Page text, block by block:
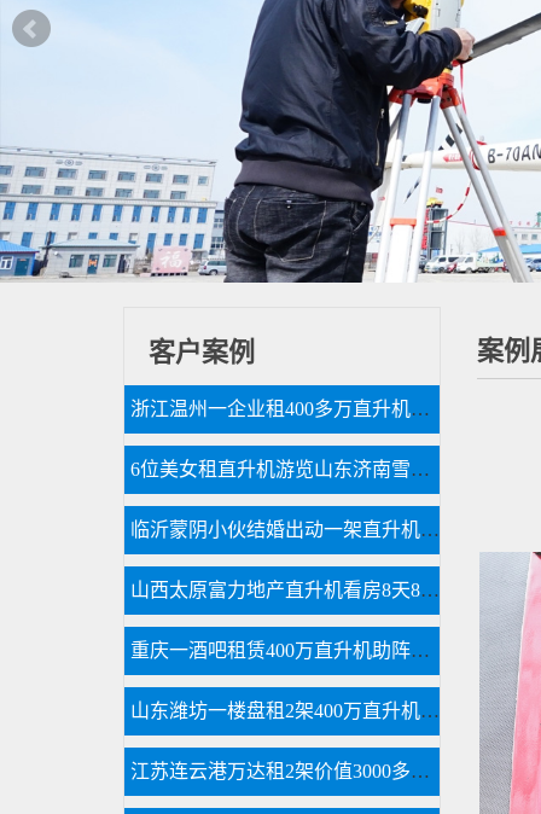
案例
客户案例
浙江温州一企业租400多万直升机开业
6位美女租直升机游览山东济南雪野湖
临沂蒙阴小伙结婚出动一架直升机66辆车
山西太原富力地产直升机看房8天8个楼盘
重庆一酒吧租赁400万直升机助阵现场豪车云集
山东潍坊一楼盘租2架400万直升机空中看房
江苏连云港万达租2架价值3000多万直升机看房